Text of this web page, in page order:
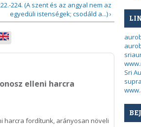
224. (A szent és az angyal nem az
egyedüli istenségek; csodáld a...) ›
elleni harcra
harcra fordítunk, arányosan növeli
Sri